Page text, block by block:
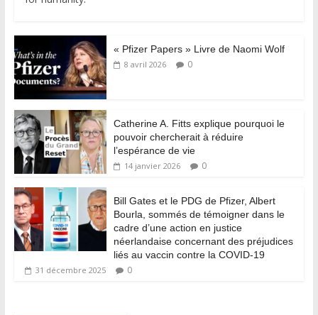
« Pfizer Papers » Livre de Naomi Wolf
8 avril 2026 0
Catherine A. Fitts explique pourquoi le
pouvoir chercherait à réduire
l’espérance de vie
14 janvier 2026 0
Bill Gates et le PDG de Pfizer, Albert
Bourla, sommés de témoigner dans le
cadre d’une action en justice
néerlandaise concernant des préjudices
liés au vaccin contre la COVID-19
31 décembre 2025 0